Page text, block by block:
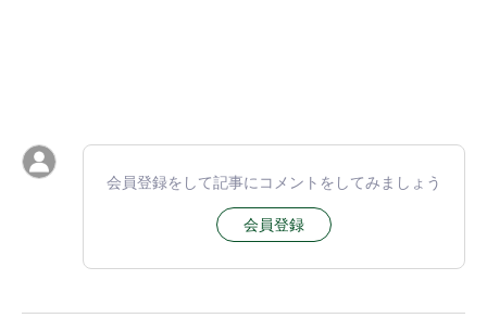
会員登録をして記事にコメントをしてみましょう
会員登録